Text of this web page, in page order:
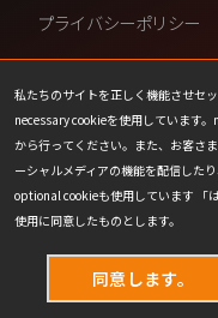
私たちのサイトを正しく機能させセ
necessary cookieを使用しています
から行ってください。また、お客さ
ーシャルメディアの機能を配信した
optional cookieも使用しています 「
使用に同意したものとします。
同意します。
プライバシーポリシー
ファンコンテンツ・ポ
COOKIE
会社情報